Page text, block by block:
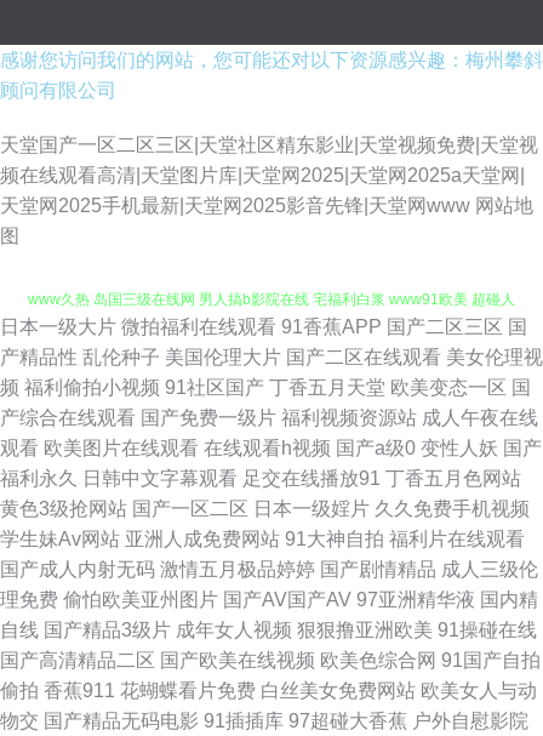
感谢您访问我们的网站，您可能还对以下资源感兴趣：梅州攀斜
顾问有限公司
天堂国产一区二区三区|天堂社区精东影业|天堂视频免费|天堂视
频在线观看高清|天堂图片库|天堂网2025|天堂网2025a天堂网|
天堂网2025手机最新|天堂网2025影音先锋|天堂网www 网站地
图
国产亚洲五月天堂 足交AV 日韩av无码破解 伊人老司机大香蕉 91副利社
www久热 岛国三级在线网 男人搞b影院在线 宅福利白浆 www91欧美 超碰人
人在线 黄色女男 人人骑人人妻 91n小视频 99热逼逼 国产午夜在线观看 青青
伊人视频 亚洲女人天堂在线 91大神黑丝操逼 岛国大片在线观看 九九一AV
日韩无码精品网址 91传媒性爱视频 超碰成人人爽 极品人妻少妇 青青伊人97
偷窥自拍五月天 91高清系列 超碰97ai操操 国产三级综合在线 欧美日韩高清
无码 五月婷婷偷拍 91色色视频 亚洲色图婷婷五月 后入丰满少妇 91精品高跟
日本一级大片 微拍福利在线观看 91香蕉APP 国产二区三区 国
产精品性 乱伦种子 美国伦理大片 国产二区在线观看 美女伦理视
频 福利偷拍小视频 91社区国产 丁香五月天堂 欧美变态一区 国
产综合在线观看 国产免费一级片 福利视频资源站 成人午夜在线
观看 欧美图片在线观看 在线观看h视频 国产a级0 变性人妖 国产
福利永久
日韩中文字幕观看 足交在线播放91 丁香五月色网站
黄色3级抢网站 国产一区二区 日本一级婬片 久久免费手机视频
学生妹Av网站 亚洲人成免费网站 91大神自拍 福利片在线观看
国产成人内射无码 激情五月极品婷婷 国产剧情精品 成人三级伦
理免费 偷怕欧美亚州图片 国产AV国产AV 97亚洲精华液 国内精
自线 国产精品3级片 成年女人视频 狠狠撸亚洲欧美 91操碰在线
国产高清精品二区 国产欧美在线视频 欧美色综合网 91国产自拍
偷拍 香蕉911 花蝴蝶看片免费 白丝美女免费网站 欧美女人与动
物交 国产精品无码电影 91插插库 97超碰大香蕉 户外自慰影院